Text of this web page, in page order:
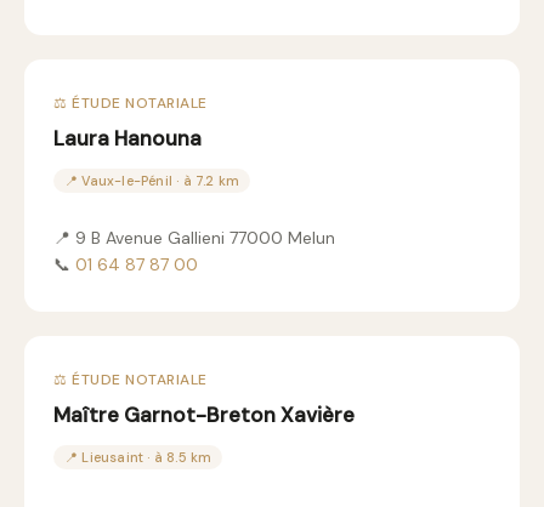
⚖️ ÉTUDE NOTARIALE
Laura Hanouna
📍 Vaux-le-Pénil · à 7.2 km
📍 9 B Avenue Gallieni 77000 Melun
📞 01 64 87 87 00
⚖️ ÉTUDE NOTARIALE
Maître Garnot-Breton Xavière
📍 Lieusaint · à 8.5 km